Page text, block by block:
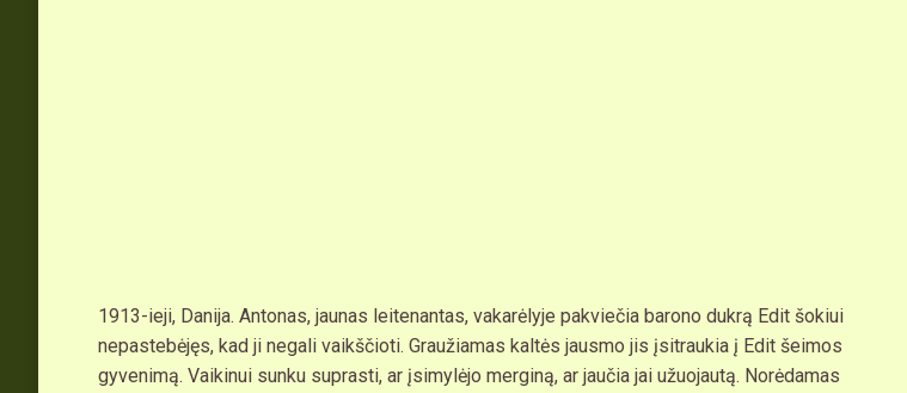
1913-ieji, Danija. Antonas, jaunas leitenantas, vakarėlyje pakviečia barono dukrą Edit šokiui
nepastebėjęs, kad ji negali vaikščioti. Graužiamas kaltės jausmo jis įsitraukia į Edit šeimos
gyvenimą. Vaikinui sunku suprasti, ar įsimylėjo merginą, ar jaučia jai užuojautą. Norėdamas